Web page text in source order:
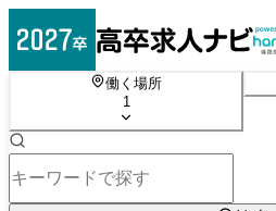
働く場所
1